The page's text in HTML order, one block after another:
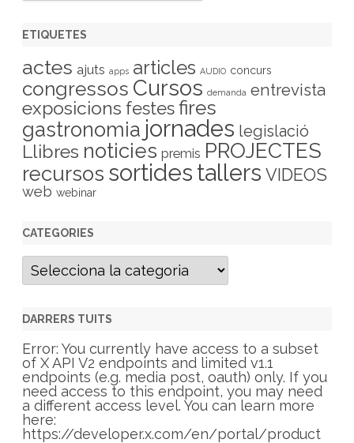
ETIQUETES
actes ajuts apps articles AUDIO concurs
congressos Cursos demanda entrevista
exposicions festesfires
gastronomia jornades legislació
Llibres noticies premis PROJECTES
recursos sortides tallers VIDEOS
web webinar
CATEGORIES
C
t
g
r
i
e
s
DARRERS TUITS
Error: You currently have access to a subset
of X API V2 endpoints and limited v1.1
endpoints (e.g. media post, oauth) only. If you
need access to this endpoint, you may need
a different access level. You can learn more
here:
https://developer.x.com/en/portal/product